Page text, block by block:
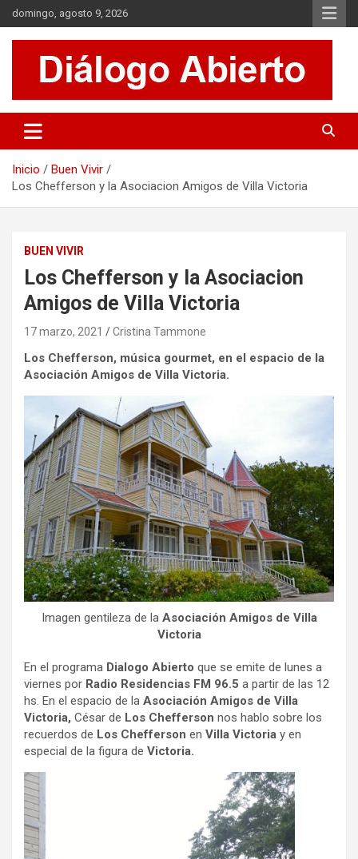
Saltar
al
contenido
domingo, agosto 9, 2026
Diálogo Abierto
Se tratan diversos temas de actualidad buscando hacer un
aporte a la sociedad, brindando información relevante de lo que
Inicio
Buen Vivir
Los Chefferson y la Asociacion Amigos de Villa Victoria
BUEN VIVIR
Los Chefferson y la Asociacion
Amigos de Villa Victoria
17 marzo, 2021 Cristina Tammone
Los Chefferson, música gourmet, en el espacio de la
Asociación Amigos de Villa Victoria.
Imagen gentileza de la Asociación Amigos de Villa
Victoria
En el programa Dialogo Abierto que se emite de lunes a
viernes por Radio Residencias FM 96.5 a partir de las 12
hs. En el espacio de la Asociación Amigos de Villa
Victoria, César de Los Chefferson nos hablo sobre los
recuerdos de Los Chefferson en Villa Victoria y en
especial de la figura de Victoria.